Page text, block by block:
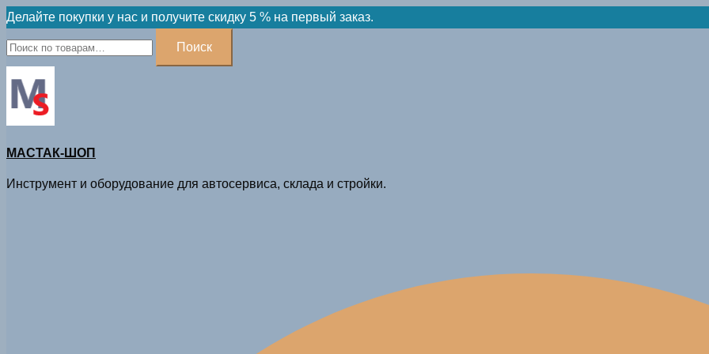
Skip
to
content
Делайте покупки у нас и получите скидку 5 % на первый заказ.
Искать:
Поиск
МАСТАК-ШОП
Инструмент и оборудование для автосервиса, склада и стройки.